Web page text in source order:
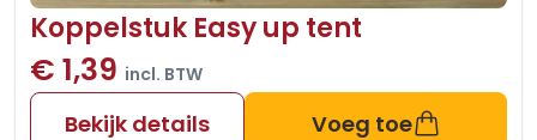
Koppelstuk Easy up tent
€ 1,39 incl. BTW
Bekijk details Voeg toe